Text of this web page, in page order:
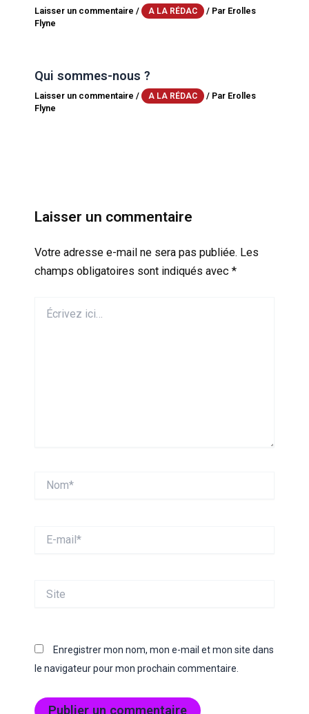
Laisser un commentaire / A LA RÉDAC / Par Erolles
Flyne
Qui sommes-nous ?
Laisser un commentaire / A LA RÉDAC / Par Erolles
Flyne
Laisser un commentaire
Votre adresse e-mail ne sera pas publiée. Les
champs obligatoires sont indiqués avec *
ici…
mail*
Enregistrer mon nom, mon e-mail et mon site dans
le navigateur pour mon prochain commentaire.